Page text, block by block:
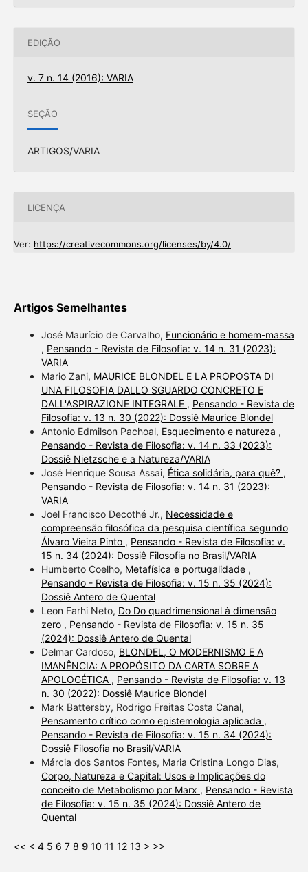
EDIÇÃO
v. 7 n. 14 (2016): VARIA
SEÇÃO
ARTIGOS/VARIA
LICENÇA
Ver: https://creativecommons.org/licenses/by/4.0/
Artigos Semelhantes
José Maurício de Carvalho, Funcionário e homem-massa
, Pensando - Revista de Filosofia: v. 14 n. 31 (2023):
VARIA
Mario Zani, MAURICE BLONDEL E LA PROPOSTA DI
UNA FILOSOFIA DALLO SGUARDO CONCRETO E
DALL'ASPIRAZIONE INTEGRALE , Pensando - Revista de
Filosofia: v. 13 n. 30 (2022): Dossiê Maurice Blondel
Antonio Edmilson Pachoal, Esquecimento e natureza ,
Pensando - Revista de Filosofia: v. 14 n. 33 (2023):
Dossiê Nietzsche e a Natureza/VARIA
José Henrique Sousa Assai, Ética solidária, para quê? ,
Pensando - Revista de Filosofia: v. 14 n. 31 (2023):
VARIA
Joel Francisco Decothé Jr., Necessidade e
compreensão filosófica da pesquisa científica segundo
Álvaro Vieira Pinto , Pensando - Revista de Filosofia: v.
15 n. 34 (2024): Dossiê Filosofia no Brasil/VARIA
Humberto Coelho, Metafísica e portugalidade ,
Pensando - Revista de Filosofia: v. 15 n. 35 (2024):
Dossiê Antero de Quental
Leon Farhi Neto, Do Do quadrimensional à dimensão
zero , Pensando - Revista de Filosofia: v. 15 n. 35
(2024): Dossiê Antero de Quental
Delmar Cardoso, BLONDEL, O MODERNISMO E A
IMANÊNCIA: A PROPÓSITO DA CARTA SOBRE A
APOLOGÉTICA , Pensando - Revista de Filosofia: v. 13
n. 30 (2022): Dossiê Maurice Blondel
Mark Battersby, Rodrigo Freitas Costa Canal,
Pensamento crítico como epistemologia aplicada ,
Pensando - Revista de Filosofia: v. 15 n. 34 (2024):
Dossiê Filosofia no Brasil/VARIA
Márcia dos Santos Fontes, Maria Cristina Longo Dias,
Corpo, Natureza e Capital: Usos e Implicações do
conceito de Metabolismo por Marx , Pensando - Revista
de Filosofia: v. 15 n. 35 (2024): Dossiê Antero de
Quental
<< < 4 5 6 7 8 9 10 11 12 13 > >>